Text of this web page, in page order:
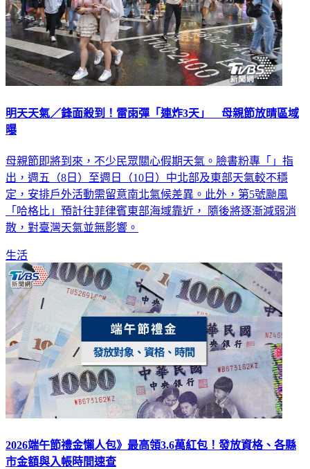
明天天氣／鋒面殺到！雷雨彈「連炸3天」 母親節放晴區域
曝
母親節即將到來，不少民眾關心假期天氣。臉書粉專「」指
出，週五（8日）至週日（10日）中北部及東部天氣較不穩
定，安排戶外活動需留意南北氣候差異。此外，第5號颱風
「哈格比」預計往菲律賓東部海域靠近， 隨後將逐漸減弱消
散，對臺灣天氣並無影響。
生活
2026端午節禮金懶人包》最高領3.6萬紅包！發放資格、各縣
市金額與入帳時間速查